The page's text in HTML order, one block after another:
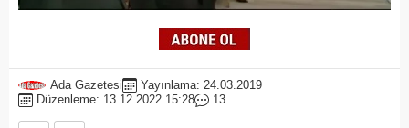
Ada Gazetesi
Yayınlama: 24.03.2019
Düzenleme: 13.12.2022 15:28
13